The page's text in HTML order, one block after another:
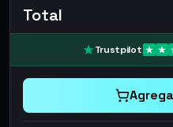
Total
Trustpilot